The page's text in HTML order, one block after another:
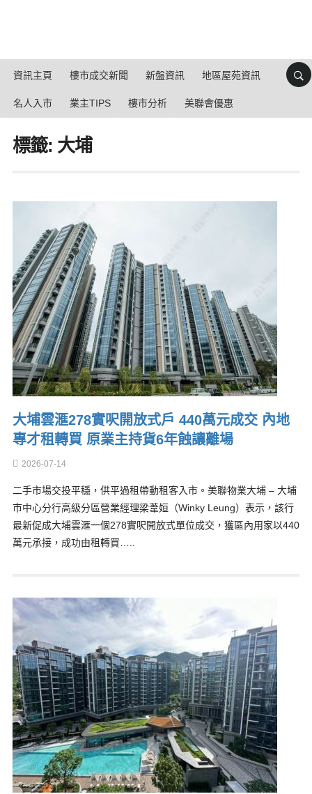
資訊主頁 樓市成交新聞 新盤資訊 地區屋苑資訊
名人入市 業主TIPS 樓市分析 美聯會優惠
標籤: 大埔
大埔雲滙278實呎開放式戶 440萬元成交 內地
專才租轉買 原業主持貨6年蝕讓離場
2026-07-14
二手市場交投平穩，供平過租帶動租客入市。美聯物業大埔 – 大埔
市中心分行高級分區營業經理梁葦姮（Winky Leung）表示，該行
最新促成大埔雲滙一個278實呎開放式單位成交，獲區內用家以440
萬元承接，成功由租轉買…..